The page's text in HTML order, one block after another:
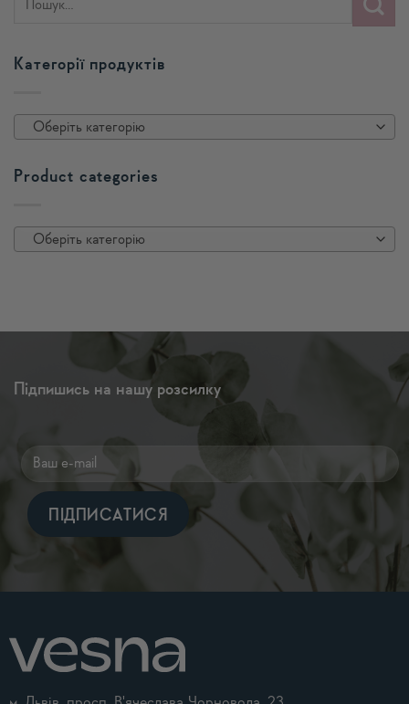
Категорії продуктів
Оберіть категорію
Product categories
Оберіть категорію
Підпишись на нашу розсилку